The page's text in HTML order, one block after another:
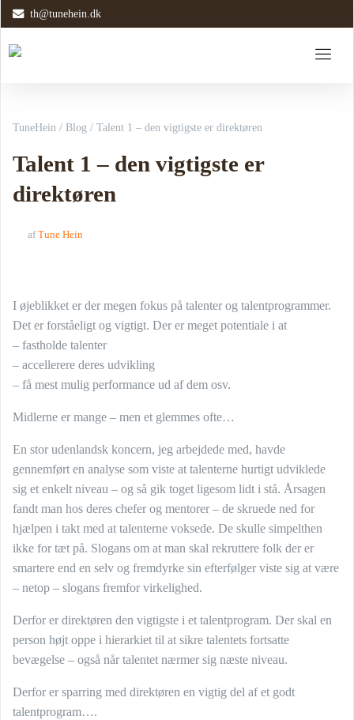
th@tunehein.dk
TuneHein / Blog / Talent 1 – den vigtigste er direktøren
Talent 1 – den vigtigste er
direktøren
af Tune Hein
I øjeblikket er der megen fokus på talenter og talentprogrammer.
Det er forståeligt og vigtigt. Der er meget potentiale i at
– fastholde talenter
– accellerere deres udvikling
– få mest mulig performance ud af dem osv.
Midlerne er mange – men et glemmes ofte…
En stor udenlandsk koncern, jeg arbejdede med, havde
gennemført en analyse som viste at talenterne hurtigt udviklede
sig et enkelt niveau – og så gik toget ligesom lidt i stå. Årsagen
fandt man hos deres chefer og mentorer – de skruede ned for
hjælpen i takt med at talenterne voksede. De skulle simpelthen
ikke for tæt på. Slogans om at man skal rekruttere folk der er
smartere end en selv og fremdyrke sin efterfølger viste sig at være
– netop – slogans fremfor virkelighed.
Derfor er direktøren den vigtigste i et talentprogram. Der skal en
person højt oppe i hierarkiet til at sikre talentets fortsatte
bevægelse – også når talentet nærmer sig næste niveau.
Derfor er sparring med direktøren en vigtig del af et godt
talentprogram….